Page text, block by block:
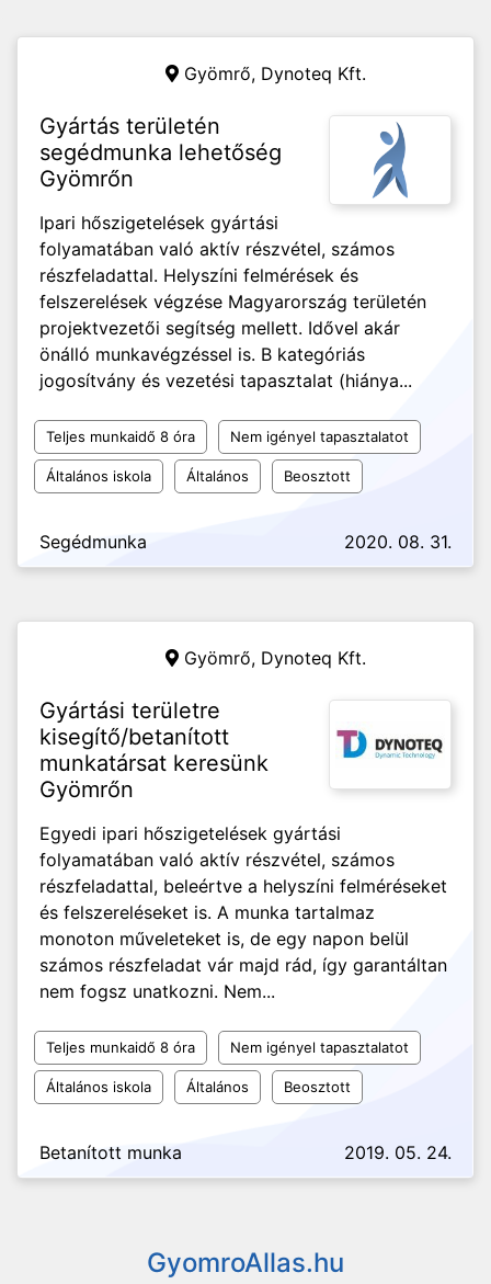
Gyömrő, Dynoteq Kft.
Gyártás területén
segédmunka lehetőség
Gyömrőn
Ipari hőszigetelések gyártási
folyamatában való aktív részvétel, számos
részfeladattal. Helyszíni felmérések és
felszerelések végzése Magyarország területén
projektvezetői segítség mellett. Idővel akár
önálló munkavégzéssel is. B kategóriás
jogosítvány és vezetési tapasztalat (hiánya...
Teljes munkaidő 8 óra Nem igényel tapasztalatot
Általános iskola Általános Beosztott
Segédmunka 2020. 08. 31.
Gyömrő, Dynoteq Kft.
Gyártási területre
kisegítő/betanított
munkatársat keresünk
Gyömrőn
Egyedi ipari hőszigetelések gyártási
folyamatában való aktív részvétel, számos
részfeladattal, beleértve a helyszíni felméréseket
és felszereléseket is. A munka tartalmaz
monoton műveleteket is, de egy napon belül
számos részfeladat vár majd rád, így garantáltan
nem fogsz unatkozni. Nem...
Teljes munkaidő 8 óra Nem igényel tapasztalatot
Általános iskola Általános Beosztott
Betanított munka 2019. 05. 24.
GyomroAllas.hu